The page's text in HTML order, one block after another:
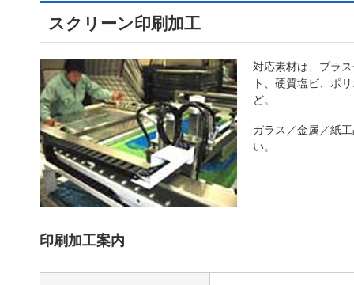
スクリーン印刷加工
対応素材は、プラ
ト、硬質塩ビ、ポ
ど。
ガラス／金属／紙
い。
印刷加工案内